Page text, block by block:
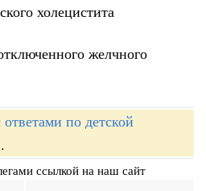
холецистита
желчного
ответами по детской
.
ссылкой на наш сайт